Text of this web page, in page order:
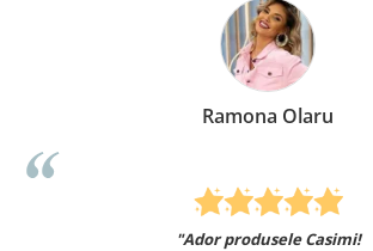
Ramona Olaru
"Ador produsele Casimi!